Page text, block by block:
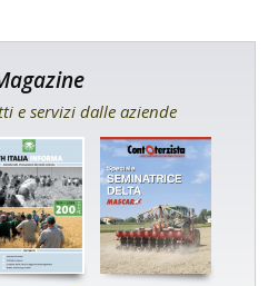
e servizi dalle aziende